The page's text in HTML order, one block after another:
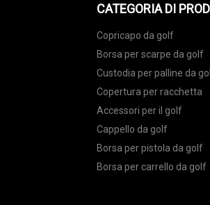
CATEGORIA DI
Copricapo da golf
Borsa per scarpe da golf
Custodia per palline da
Copertura per racchetta
Accessori per il golf
Cappello da golf
Borsa per pistola da golf
Borsa per carrello da golf